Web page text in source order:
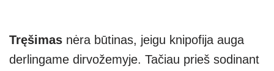
Tręšimas nėra būtinas, jeigu knipofija auga
derlingame dirvožemyje. Tačiau prieš sodinant